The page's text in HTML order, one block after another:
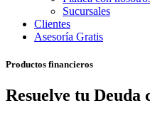
Sucursales
Clientes
Asesoría Gratis
Productos financieros
Resuelve tu Deuda